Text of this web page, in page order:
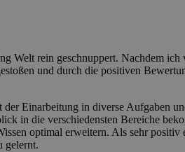
rein geschnuppert. Nachdem ich
und durch die positiven
Einarbeitung in diverse Aufgaben
in die verschiedensten Bereiche
optimal erweitern. Als sehr
gelernt.